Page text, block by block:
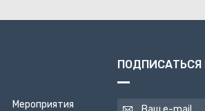
Мероприятия
ПОДПИСАТЬСЯ